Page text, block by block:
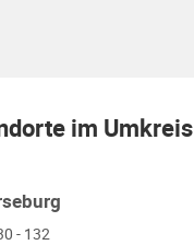
im Umkreis
- 132